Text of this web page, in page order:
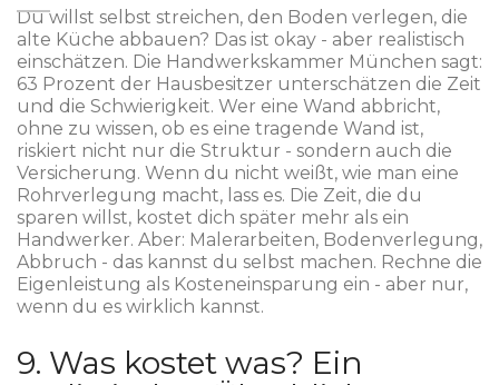
Du willst selbst streichen, den Boden verlegen, die
alte Küche abbauen? Das ist okay - aber realistisch
einschätzen. Die Handwerkskammer München sagt:
63 Prozent der Hausbesitzer unterschätzen die Zeit
und die Schwierigkeit. Wer eine Wand abbricht,
ohne zu wissen, ob es eine tragende Wand ist,
riskiert nicht nur die Struktur - sondern auch die
Versicherung. Wenn du nicht weißt, wie man eine
Rohrverlegung macht, lass es. Die Zeit, die du
sparen willst, kostet dich später mehr als ein
Handwerker. Aber: Malerarbeiten, Bodenverlegung,
Abbruch - das kannst du selbst machen. Rechne die
Eigenleistung als Kosteneinsparung ein - aber nur,
wenn du es wirklich kannst.
9. Was kostet was? Ein